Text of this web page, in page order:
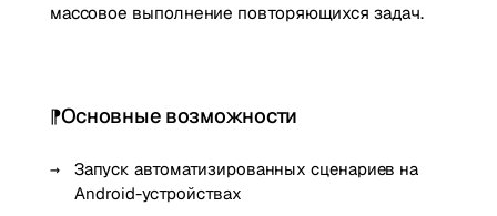
массовое выполнение повторяющихся задач.
Основные возможности
Запуск автоматизированных сценариев на
Android-устройствах